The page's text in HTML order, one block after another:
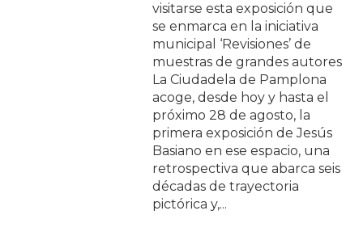
visitarse esta exposición que
se enmarca en la iniciativa
municipal ‘Revisiones’ de
muestras de grandes autores
La Ciudadela de Pamplona
acoge, desde hoy y hasta el
próximo 28 de agosto, la
primera exposición de Jesús
Basiano en ese espacio, una
retrospectiva que abarca seis
décadas de trayectoria
pictórica y,...